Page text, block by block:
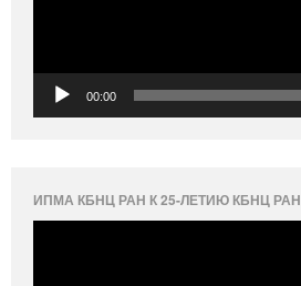
00:00
ИПМА КБНЦ РАН К 25-ЛЕТИЮ КБНЦ РАН